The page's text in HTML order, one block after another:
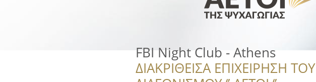
FBI Night Club - Athens
ΔΙΑΚΡΙΘΕΙΣΑ ΕΠΙΧΕΙΡΗΣΗ ΤΟΥ